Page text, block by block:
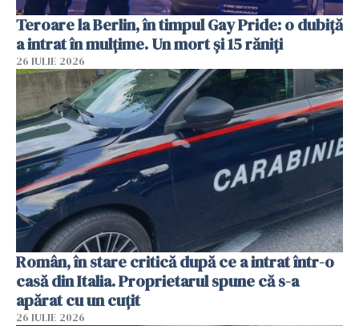
Teroare la Berlin, în timpul Gay Pride: o dubiță
a intrat în mulțime. Un mort și 15 răniți
26 IULIE 2026
Român, în stare critică după ce a intrat într-o
casă din Italia. Proprietarul spune că s-a
apărat cu un cuțit
26 IULIE 2026